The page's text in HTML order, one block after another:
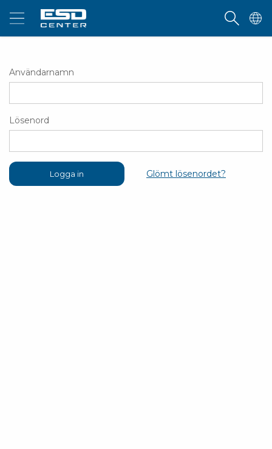
Användarnamn
Lösenord
Glömt lösenordet?